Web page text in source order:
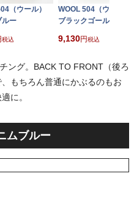
（ウール）
ルー
税込
WOOL 504（ウール）
ブラックゴールド
9,130 税込
ング。BACK TO FRONT（後ろ
もちろん普通にかぶるのもお
に。
ムブルー